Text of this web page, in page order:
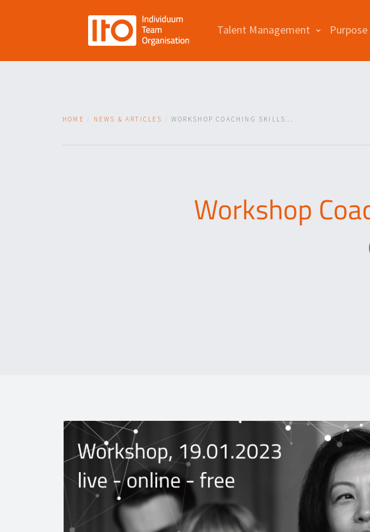
Talent Management
HOME NEWS & ARTICLES WORKSHOP COACHING SKILLS...
Workshop